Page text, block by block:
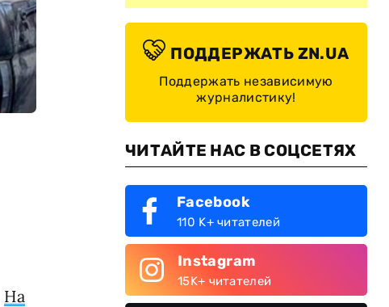
На
ПОДДЕРЖАТЬ ZN.UA
Поддержать независимую
журналистику!
ЧИТАЙТЕ НАС В СОЦСЕТЯХ
Facebook
110 K+ читателей
Instagram
15K+ читателей